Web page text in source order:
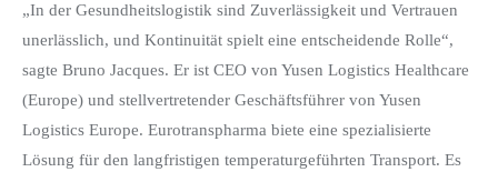
„In der Gesundheitslogistik sind Zuverlässigkeit und Vertrauen
unerlässlich, und Kontinuität spielt eine entscheidende Rolle“,
sagte Bruno Jacques. Er ist CEO von Yusen Logistics Healthcare
(Europe) und stellvertretender Geschäftsführer von Yusen
Logistics Europe. Eurotranspharma biete eine spezialisierte
Lösung für den langfristigen temperaturgeführten Transport. Es